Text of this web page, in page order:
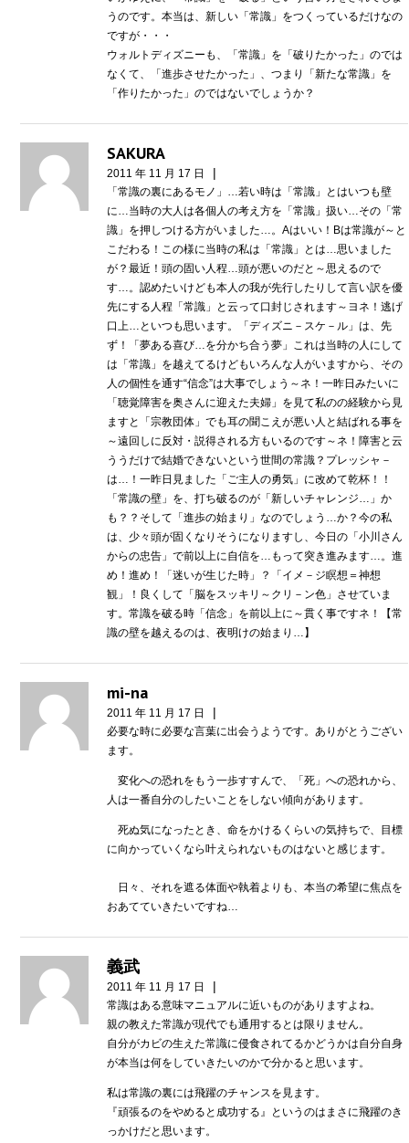
うのです。本当は、新しい「常識」をつくっているだけなの
ですが・・・
ウォルトディズニーも、「常識」を「破りたかった」のでは
なくて、「進歩させたかった」、つまり「新たな常識」を
「作りたかった」のではないでしょうか？
SAKURA
2011 年 11 月 17 日 |
「常識の裏にあるモノ」…若い時は「常識」とはいつも壁
に…当時の大人は各個人の考え方を「常識」扱い…その「常
識」を押しつける方がいました…。Aはいい！Bは常識が～と
こだわる！この様に当時の私は「常識」とは…思いました
が？最近！頭の固い人程…頭が悪いのだと～思えるので
す…。認めたいけども本人の我が先行したりして言い訳を優
先にする人程「常識」と云って口封じされます～ヨネ！逃げ
口上…といつも思います。「ディズニ－スケ－ル」は、先
ず！「夢ある喜び…を分かち合う夢」これは当時の人にして
は「常識」を越えてるけどもいろんな人がいますから、その
人の個性を通す“信念”は大事でしょう～ネ！一昨日みたいに
「聴覚障害を奥さんに迎えた夫婦」を見て私のの経験から見
ますと「宗教団体」でも耳の聞こえが悪い人と結ばれる事を
～遠回しに反対・説得される方もいるのです～ネ！障害と云
ううだけで結婚できないという世間の常識？プレッシャ－
は…！一昨日見ました「ご主人の勇気」に改めて乾杯！！
「常識の壁」を、打ち破るのが「新しいチャレンジ…」か
も？？そして「進歩の始まり」なのでしょう…か？今の私
は、少々頭が固くなりそうになりますし、今日の「小川さん
からの忠告」で前以上に自信を…もって突き進みます…。進
め！進め！「迷いが生じた時」？「イメ－ジ瞑想＝神想
観」！良くして「脳をスッキリ～クリ－ン色」させていま
す。常識を破る時「信念」を前以上に～貫く事ですネ！【常
識の壁を越えるのは、夜明けの始まり…】
mi-na
2011 年 11 月 17 日 |
必要な時に必要な言葉に出会うようです。ありがとうござい
ます。
変化への恐れをもう一歩すすんで、「死」への恐れから、
人は一番自分のしたいことをしない傾向があります。
死ぬ気になったとき、命をかけるくらいの気持ちで、目標
に向かっていくなら叶えられないものはないと感じます。
日々、それを遮る体面や執着よりも、本当の希望に焦点を
おあてていきたいですね…
義武
2011 年 11 月 17 日 |
常識はある意味マニュアルに近いものがありますよね。
親の教えた常識が現代でも通用するとは限りません。
自分がカビの生えた常識に侵食されてるかどうかは自分自身
が本当は何をしていきたいのかで分かると思います。
私は常識の裏には飛躍のチャンスを見ます。
『頑張るのをやめると成功する』というのはまさに飛躍のき
っかけだと思います。